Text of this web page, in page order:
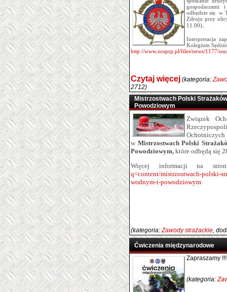
gospodarzami
odbędzie się w
Zdroju przy
11.00).
Interpretacja
Kolegium
http://www.zosprp.pl/files/news/1177/
Czytaj więcej (kategoria:
2712)
Mistrzostwach Polski
Powodziowym
Związek
w Mistrzostwach Polski
Powodziowym, które odbędą się
Więcej informacji na
q=content/mistrzostwach-polski-
wodnym-i-powodziowym
(kategoria:Zawody strażackie,
Ćwiczenia międzynarodowe
Zapraszamy !!!
(kategoria: